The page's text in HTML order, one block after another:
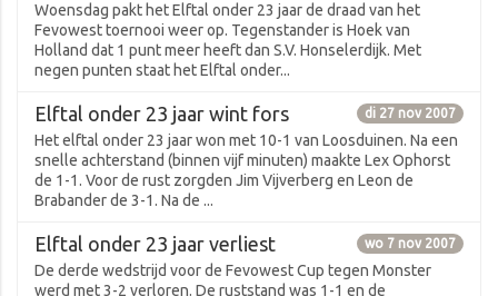
Woensdag pakt het Elftal onder 23 jaar de draad van het
Fevowest toernooi weer op. Tegenstander is Hoek van
Holland dat 1 punt meer heeft dan S.V. Honselerdijk. Met
negen punten staat het Elftal onder...
Elftal onder 23 jaar wint fors di 27 nov 2007
Het elftal onder 23 jaar won met 10-1 van Loosduinen. Na een
snelle achterstand (binnen vijf minuten) maakte Lex Ophorst
de 1-1. Voor de rust zorgden Jim Vijverberg en Leon de
Brabander de 3-1. Na de ...
Elftal onder 23 jaar verliest wo 7 nov 2007
De derde wedstrijd voor de Fevowest Cup tegen Monster
werd met 3-2 verloren. De ruststand was 1-1 en de